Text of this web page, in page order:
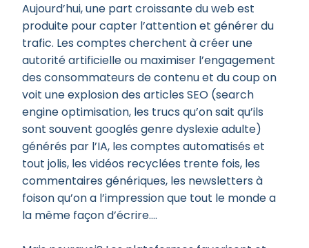
Aujourd’hui, une part croissante du web est
produite pour capter l’attention et générer du
trafic. Les comptes cherchent à créer une
autorité artificielle ou maximiser l’engagement
des consommateurs de contenu et du coup on
voit une explosion des articles SEO (search
engine optimisation, les trucs qu’on sait qu’ils
sont souvent googlés genre dyslexie adulte)
générés par l’IA, les comptes automatisés et
tout jolis, les vidéos recyclées trente fois, les
commentaires génériques, les newsletters à
foison qu’on a l’impression que tout le monde a
la même façon d’écrire….